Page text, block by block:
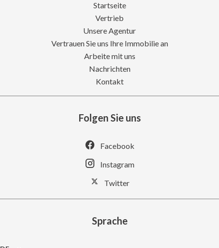
Startseite
Vertrieb
Unsere Agentur
Vertrauen Sie uns Ihre Immobilie an
Arbeite mit uns
Nachrichten
Kontakt
Folgen Sie uns
Facebook
Instagram
Twitter
Sprache